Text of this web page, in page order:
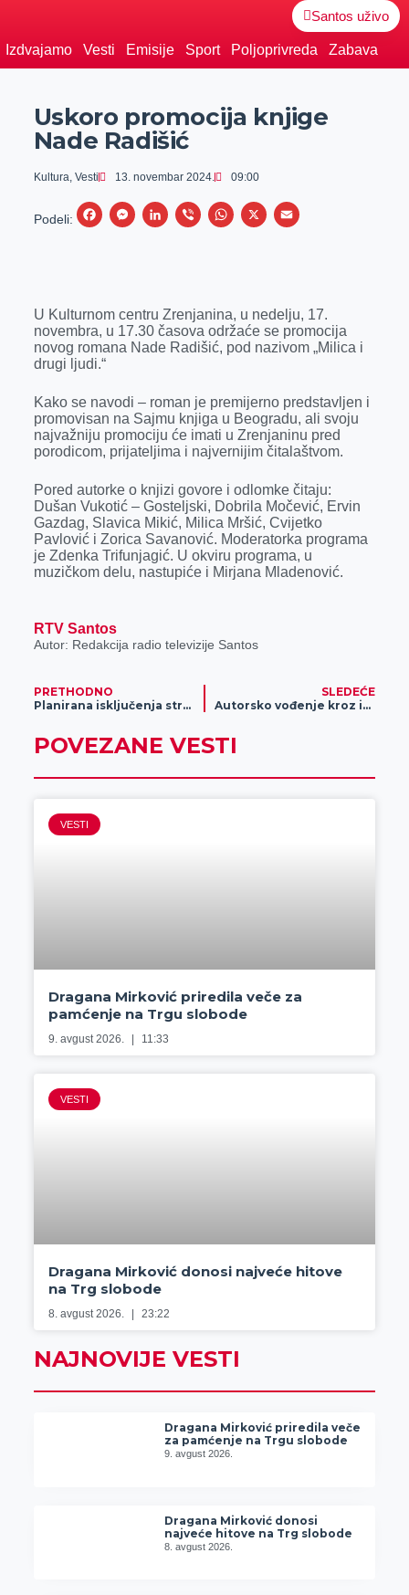
Santos uživo
Izdvajamo Vesti Emisije Sport Poljoprivreda Zabava
Uskoro promocija knjige
Nade Radišić
Kultura, Vesti 13. novembar 2024. 09:00
Podeli:
F
b
o
M
e
n
r
L
e
d
V
r
W
s
A
X
E
l
U Kulturnom centru Zrenjanina, u nedelju, 17.
novembra, u 17.30 časova održaće se promocija
novog romana Nade Radišić, pod nazivom „Milica i
drugi ljudi.“
Kako se navodi – roman je premijerno predstavljen i
promovisan na Sajmu knjiga u Beogradu, ali svoju
najvažniju promociju će imati u Zrenjaninu pred
porodicom, prijateljima i najvernijim čitalaštvom.
Pored autorke o knjizi govore i odlomke čitaju:
Dušan Vukotić – Gosteljski, Dobrila Močević, Ervin
Gazdag, Slavica Mikić, Milica Mršić, Cvijetko
Pavlović i Zorica Savanović. Moderatorka programa
je Zdenka Trifunjagić. U okviru programa, u
muzičkom delu, nastupiće i Mirjana Mladenović.
RTV Santos
Autor: Redakcija radio televizije Santos
PRETHODNO
Planirana isključenja struje za 13. novembar
SLEDEĆE
Autorsko vođenje kroz izložbu „Secesija u Velikom Bečkereku“ u Narodnom muzeju
POVEZANE VESTI
VESTI
Dragana Mirković priredila veče za
pamćenje na Trgu slobode
9. avgust 2026. 11:33
VESTI
Dragana Mirković donosi najveće hitove
na Trg slobode
8. avgust 2026. 23:22
NAJNOVIJE VESTI
Dragana Mirković priredila veče
za pamćenje na Trgu slobode
9. avgust 2026.
Dragana Mirković donosi
najveće hitove na Trg slobode
8. avgust 2026.